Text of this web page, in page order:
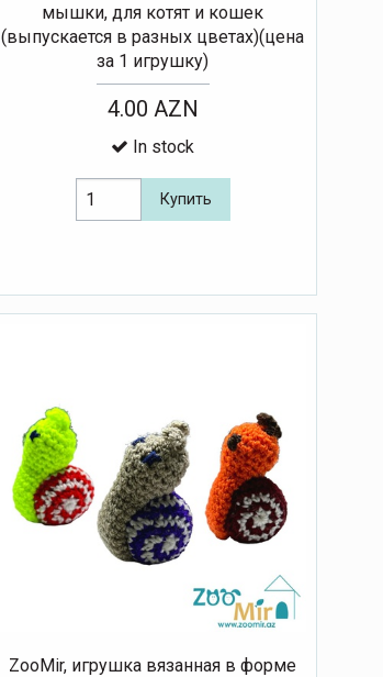
мышки, для котят и кошек
(выпускается в разных цветах)(цена
за 1 игрушку)
4.00 AZN
In stock
Купить
ZooMir, игрушка вязанная в форме